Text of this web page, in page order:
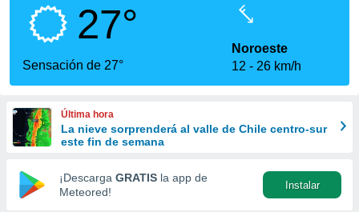
que se
calidad.
a este
las
y
forma
digital
basada
27°
Sensación de 27°
Noroeste
12
26 km/h
Última hora
La nieve sorprenderá al valle de Chile centro-sur
este fin de semana
¡Descarga GRATIS la app de
Meteored!
Instalar